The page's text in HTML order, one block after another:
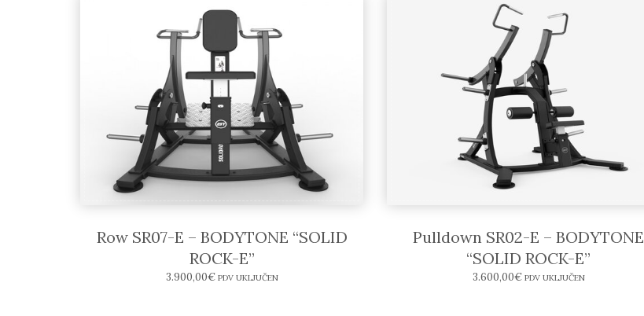
Row SR07-E – BODYTONE “SOLID
ROCK-E”
3.900,00€ PDV UKLJUČEN
Pulldown SR02-E – BODYTONE
“SOLID ROCK-E”
3.600,00€ PDV UKLJUČEN